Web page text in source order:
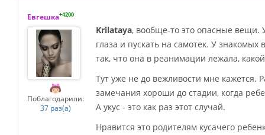
Евгешка+4200
Поблагодарили:
37 раз(а)
Krilataya, вообще-то это опасные вещи.
глаза и пускать на самотек. У
так, что она в реанимации лежала,
Тут уже не до вежливости мне кажется.
замечания хороши до стадии, когда
А укус - это как раз этот случай.
Нравится это родителям кусачего